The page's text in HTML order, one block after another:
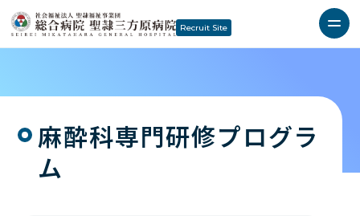
Recruit Site
麻酔科専門研修プログラ
ム